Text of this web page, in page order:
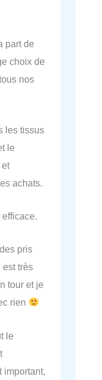
part de
choix de
nos
les tissus
le
achats.
pris
très
tour et je
rien
le
important,